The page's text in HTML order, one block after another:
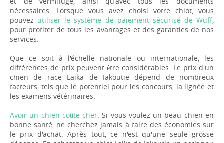
nécessaires. Lorsque vous avez choisi votre chiot, vous
pouvez utiliser le système de paiement sécurisé de Wuff,
pour profiter de tous les avantages et des garanties de nos
services.
Que ce soit à l'échelle nationale ou internationale, les
différences de prix peuvent être considérables. Le prix d'un
chien de race Laika de Iakoutie dépend de nombreux
facteurs, tels que le potentiel pour les concours, la lignée et
les examens vétérinaires.
Avoir un chien coûte cher . Si vous voulez un beau chien en
bonne santé, ne cherchez jamais à faire des économies sur
le prix d'achat. Après tout, ce n'est qu'une seule grosse